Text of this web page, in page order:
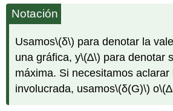
Notación
Usamos\(δ\) para denotar la
una gráfica, y\(∆\) para denotar
máxima. Si necesitamos aclarar
involucrada, usamos\(δ(G)\) o